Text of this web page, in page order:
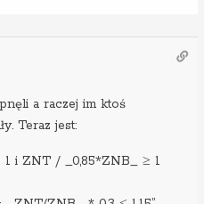
a raczej im ktoś
Teraz jest:
i ZNT / _0,85*ZNB_ ≥ 1